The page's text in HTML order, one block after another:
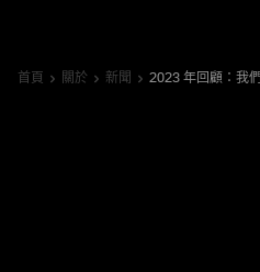
首頁 關於 新聞 2023 年回顧：我